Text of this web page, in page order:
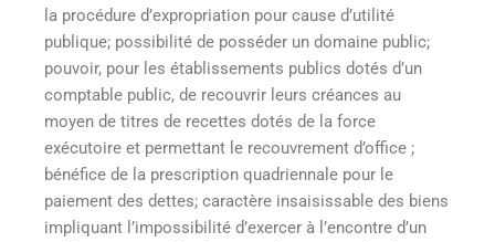
la procédure d’expropriation pour cause d’utilité
publique; possibilité de posséder un domaine public;
pouvoir, pour les établissements publics dotés d’un
comptable public, de recouvrir leurs créances au
moyen de titres de recettes dotés de la force
exécutoire et permettant le recouvrement d’office ;
bénéfice de la prescription quadriennale pour le
paiement des dettes; caractère insaisissable des biens
impliquant l’impossibilité d’exercer à l’encontre d’un